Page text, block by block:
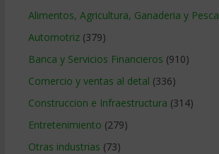
Alimentos, Agricultura, Ganaderia y Pesca
Automotriz(379)
Banca y Servicios Financieros (910)
Comercio y ventas al detal (336)
Construccion e Infraestructura (314)
Entretenimiento (279)
Otras industrias (73)